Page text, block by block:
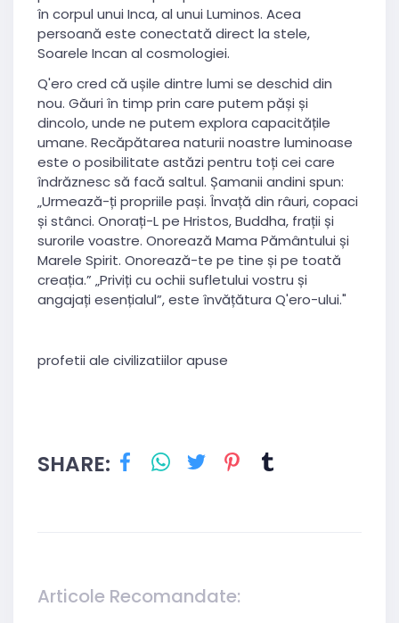
în corpul unui Inca, al unui Luminos. Acea
persoană este conectată direct la stele,
Soarele Incan al cosmologiei.
Q'ero cred că ușile dintre lumi se deschid din
nou. Găuri în timp prin care putem păși și
dincolo, unde ne putem explora capacitățile
umane. Recăpătarea naturii noastre luminoase
este o posibilitate astăzi pentru toți cei care
îndrăznesc să facă saltul. Șamanii andini spun:
„Urmează-ți propriile pași. Învață din râuri, copaci
și stânci. Onorați-L pe Hristos, Buddha, frații și
surorile voastre. Onorează Mama Pământului și
Marele Spirit. Onorează-te pe tine și pe toată
creația.” „Priviți cu ochii sufletului vostru și
angajați esențialul”, este învățătura Q'ero-ului."
profetii ale civilizatiilor apuse
SHARE:
Articole Recomandate: